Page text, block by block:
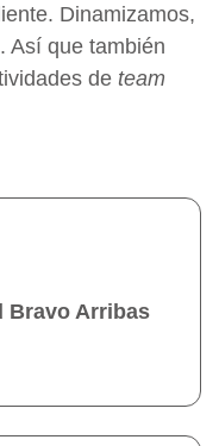
Dinamizamos,
Así que también
de team
Bravo Arribas